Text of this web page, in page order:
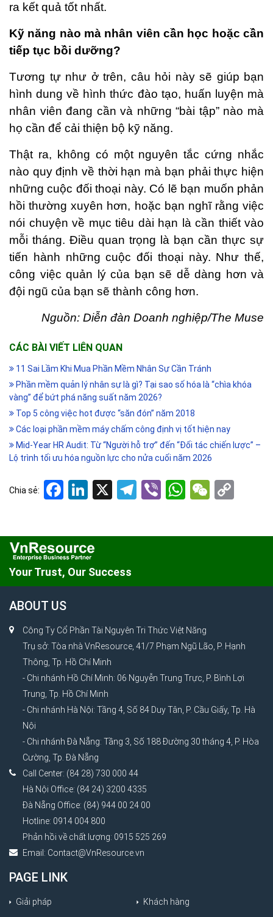
ra kết quả tốt nhất.
Kỹ năng nào mà nhân viên cần học hoặc cần
tiếp tục bồi dưỡng?
Tương tự như ở trên, câu hỏi này sẽ giúp bạn
hình dung về hình thức đào tạo, huấn luyện mà
nhân viên đang cần và những “bài tập” nào mà
họ cần để cải thiện bộ kỹ năng.
Thật ra, không có một nguyên tắc cứng nhắc
nào quy định về thời hạn mà bạn phải thực hiện
những cuộc đối thoại này. Có lẽ bạn muốn phản
hồi thường xuyên hơn, hoặc bạn nghĩ rằng việc
nói chuyện về mục tiêu dài hạn là cần thiết vào
mỗi tháng. Điều quan trọng là bạn cần thực sự
tiến hành những cuộc đối thoại này. Như thế,
công việc quản lý của bạn sẽ dễ dàng hơn và
đội ngũ của bạn sẽ thành công hơn.
Nguồn: Diễn đàn Doanh nghiệp/The Muse
CÁC BÀI VIẾT LIÊN QUAN
11 Sai Lầm Khi Mua Phần Mềm Nhân Sự Cần Tránh
Phần mềm quản lý nhân sự là gì? Tại sao số hóa là “chìa khóa
vàng” để bứt phá năng suất năm 2026?
Top 5 công việc hot được “săn đón” năm 2018
Các loại phần mềm máy chấm công định vị tốt hiện nay
Mid-Year HR Audit: Từ “Người hỗ trợ” đến “Đối tác chiến lược” –
Lộ trình tối ưu hóa nguồn lực cho nửa cuối năm 2026
Chia sẻ: Facebook
LinkedIn
X Telegram
ViberWhatsApp
Your Trust, Our Success
ABOUT US
Công Ty Cổ Phần Tài Nguyên Tri Thức Việt Năng
Trụ sở: Tòa nhà VnResource, 41/7 Phạm Ngũ Lão, P. Hạnh
Thông, Tp. Hồ Chí Minh
- Chi nhánh Hồ Chí Minh: 06 Nguyễn Trung Trực, P. Bình Lợi
Trung, Tp. Hồ Chí Minh
- Chi nhánh Hà Nội: Tầng 4, Số 84 Duy Tân, P. Cầu Giấy, Tp. Hà
Nội
- Chi nhánh Đà Nẵng: Tầng 3, Số 188 Đường 30 tháng 4, P. Hòa
Cường, Tp. Đà Nẵng
Call Center: (84 28) 730 000 44
Hà Nội Office: (84 24) 3200 4335
Đà Nẵng Office: (84) 944 00 24 00
Hotline: 0914 004 800
Phản hồi về chất lượng: 0915 525 269
Email: Contact@VnResource.vn
PAGE LINK
Giải pháp Khách hàng